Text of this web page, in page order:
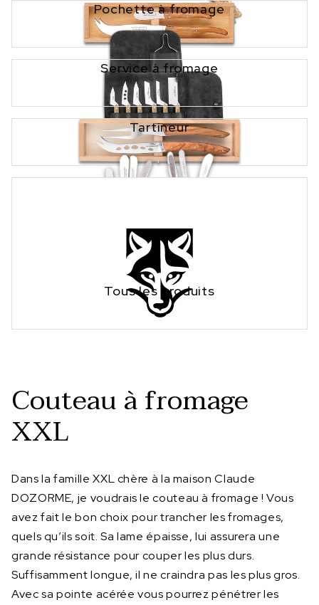
Pochette à fromage
Service à fromage
Tartineur
Tous les produits
Couteau à fromage
XXL
Dans la famille XXL chère à la maison Claude
DOZORME, je voudrais le couteau à fromage ! Vous
avez fait le bon choix pour trancher les fromages,
quels qu’ils soit. Sa lame épaisse, lui assurera une
grande résistance pour couper les plus durs.
Suffisamment longue, il ne craindra pas les plus gros.
Avec sa pointe acérée vous pourrez pénétrer les